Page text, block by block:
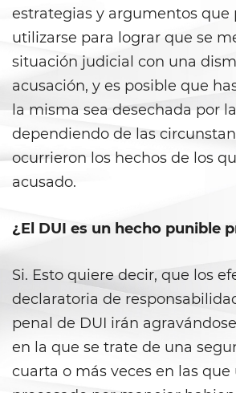
Robo de Auto
Delitos de Cuello
Apropiación
Fondos Públicos
Malversación de
Presentación de
Robo de Identidad
Delitos de Drogas
estrategias y argumentos que
utilizarse para lograr que se
situación judicial con una
acusación, y es posible que
la misma sea desechada por
dependiendo de las
ocurrieron los hechos de los
acusado.
¿El DUI es un hecho punible
Si. Esto quiere decir, que los
declaratoria de
penal de DUI irán
en la que se trate de una
cuarta o más veces en las que